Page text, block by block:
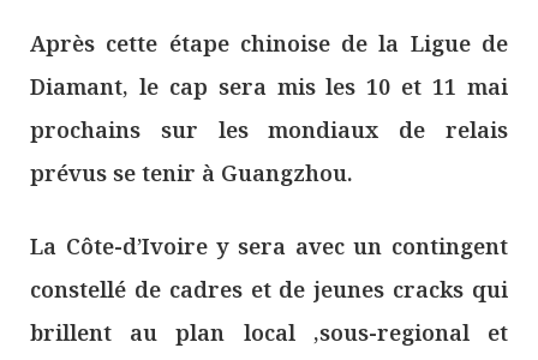
Après cette étape chinoise de la Ligue de
Diamant, le cap sera mis les 10 et 11 mai
prochains sur les mondiaux de relais
prévus se tenir à Guangzhou.
La Côte-d’Ivoire y sera avec un contingent
constellé de cadres et de jeunes cracks qui
brillent au plan local ,sous-regional et